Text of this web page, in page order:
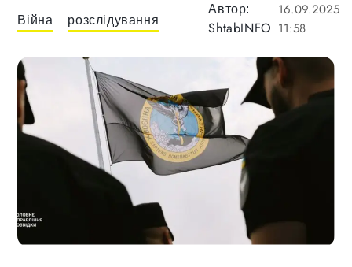
Війна розслідування
Автор:
ShtabINFO
16.09.2025
11:58